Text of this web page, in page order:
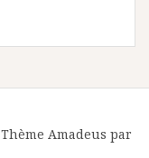
Thème Amadeus par